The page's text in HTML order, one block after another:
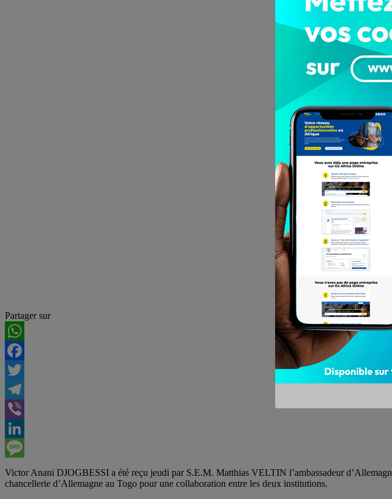
Partager sur
WhatsApp
Facebook
Twitter
Telegram
Viber
LinkedIn
Message
Victor Anani DJOGBESSI a été reçu jeudi par S.E.M. Matthias VELTIN l’ambassadeur
chancellerie d’Allemagne au Togo pour une collaboration entre les deux institutions.